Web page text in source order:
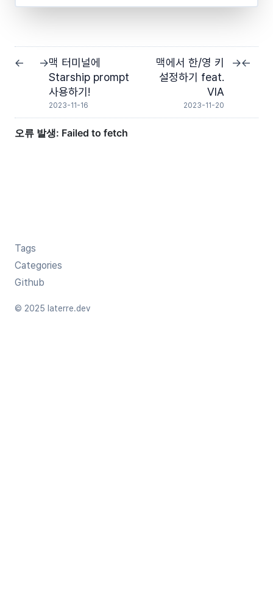
← →맥 터미널에
Starship prompt
사용하기!
2023-11-16
맥에서 한/영 키
설정하기 feat.
VIA
2023-11-20
→←
Tags
Categories
Github
© 2025 laterre.dev